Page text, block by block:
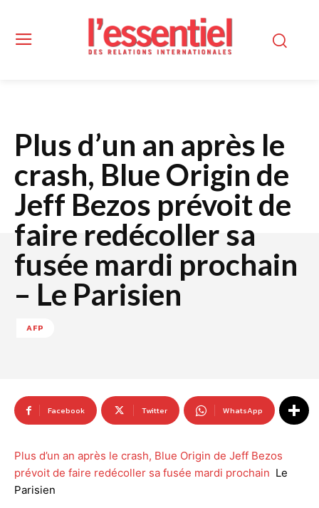
Plus d’un an après le
crash, Blue Origin de
Jeff Bezos prévoit de
faire redécoller sa
fusée mardi prochain
– Le Parisien
AFP
Facebook Twitter WhatsApp
Plus d’un an après le crash, Blue Origin de Jeff Bezos
prévoit de faire redécoller sa fusée mardi prochain Le
Parisien